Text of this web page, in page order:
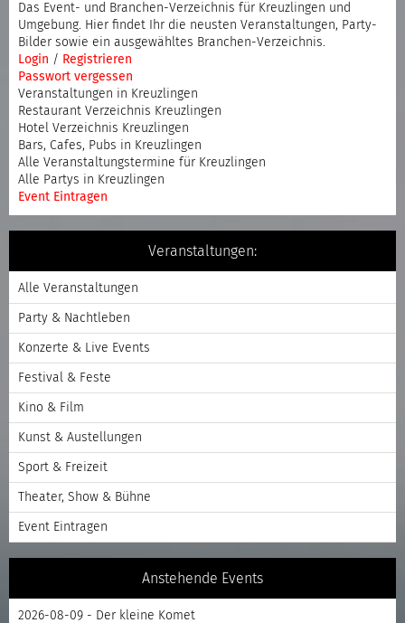
Das Event- und Branchen-Verzeichnis für Kreuzlingen und
Umgebung. Hier findet Ihr die neusten Veranstaltungen, Party-
Bilder sowie ein ausgewähltes Branchen-Verzeichnis.
Login / Registrieren
Passwort vergessen
Veranstaltungen in Kreuzlingen
Restaurant Verzeichnis Kreuzlingen
Hotel Verzeichnis Kreuzlingen
Bars, Cafes, Pubs in Kreuzlingen
Alle Veranstaltungstermine für Kreuzlingen
Alle Partys in Kreuzlingen
Event Eintragen
Veranstaltungen:
Alle Veranstaltungen
Party & Nachtleben
Konzerte & Live Events
Festival & Feste
Kino & Film
Kunst & Austellungen
Sport & Freizeit
Theater, Show & Bühne
Event Eintragen
Anstehende Events
2026-08-09 - Der kleine Komet